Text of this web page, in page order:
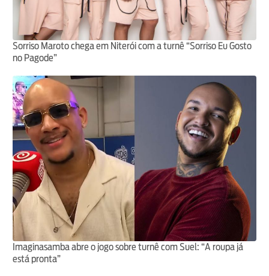
Sorriso Maroto chega em Niterói com a turnê “Sorriso Eu Gosto
no Pagode”
Imaginasamba abre o jogo sobre turnê com Suel: “A roupa já
está pronta”